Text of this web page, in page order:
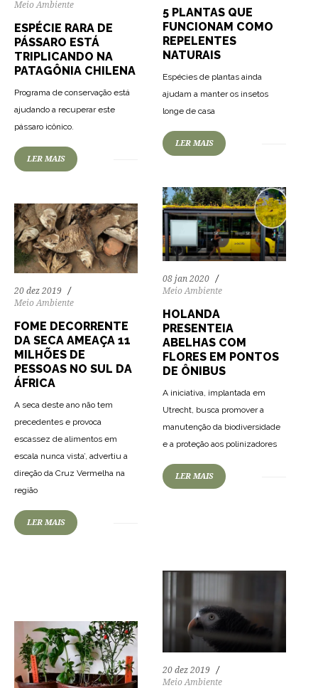
Meio Ambiente
ESPÉCIE RARA DE
PÁSSARO ESTÁ
TRIPLICANDO NA
PATAGÔNIA CHILENA
Programa de conservação está
ajudando a recuperar este
pássaro icônico.
LER MAIS
5 PLANTAS QUE
FUNCIONAM COMO
REPELENTES
NATURAIS
Espécies de plantas ainda
ajudam a manter os insetos
longe de casa
LER MAIS
08 jan 2020
Meio Ambiente
HOLANDA
PRESENTEIA
ABELHAS COM
FLORES EM PONTOS
DE ÔNIBUS
A iniciativa, implantada em
Utrecht, busca promover a
manutenção da biodiversidade
e a proteção aos polinizadores
LER MAIS
20 dez 2019
Meio Ambiente
FOME DECORRENTE
DA SECA AMEAÇA 11
MILHÕES DE
PESSOAS NO SUL DA
ÁFRICA
A seca deste ano não tem
precedentes e provoca
escassez de alimentos em
escala nunca vista’, advertiu a
direção da Cruz Vermelha na
região
LER MAIS
20 dez 2019
Meio Ambiente
1260
79 1462